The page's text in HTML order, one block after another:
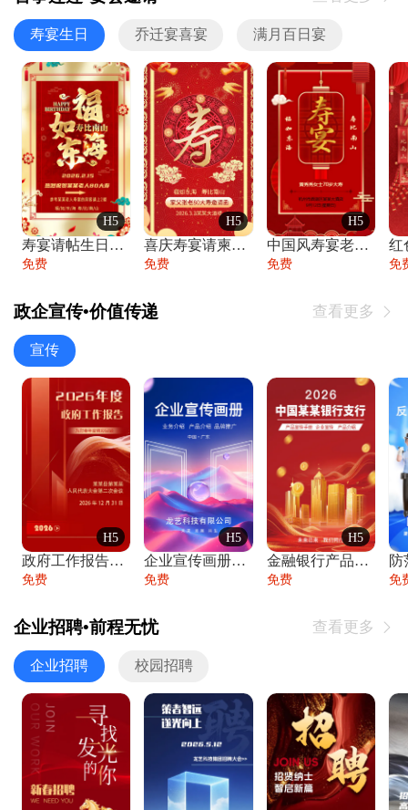
寿宴生日 乔迁宴喜宴 满月百日宴
H5
寿宴请帖生日宴邀请函老人寿星生日快乐祝寿
免费
H5
喜庆寿宴请柬老人生日宴会邀请函请柬过大寿
免费
H5
中国风寿宴老人生日宴会邀请函寿宴请帖请柬
免费 免
政企宣传•价值传递 查看更多 
宣传
H5
政府工作报告政府年终工作总结
免费
H5
企业宣传画册公司简介产品介绍业务宣传手册
免费
H5
金融银行产品宣传手册企业宣传产品介绍
免费
防
免
企业招聘•前程无忧 查看更多 
企业招聘 校园招聘